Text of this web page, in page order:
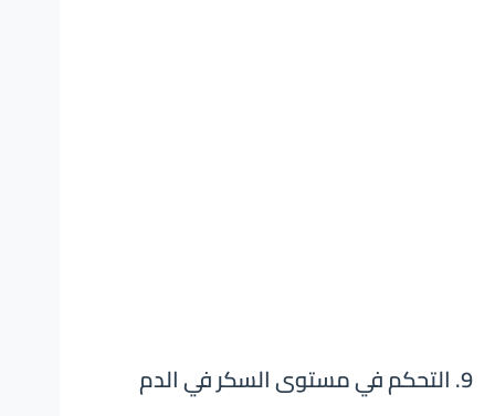
9. التحكم في مستوى السكر في الدم